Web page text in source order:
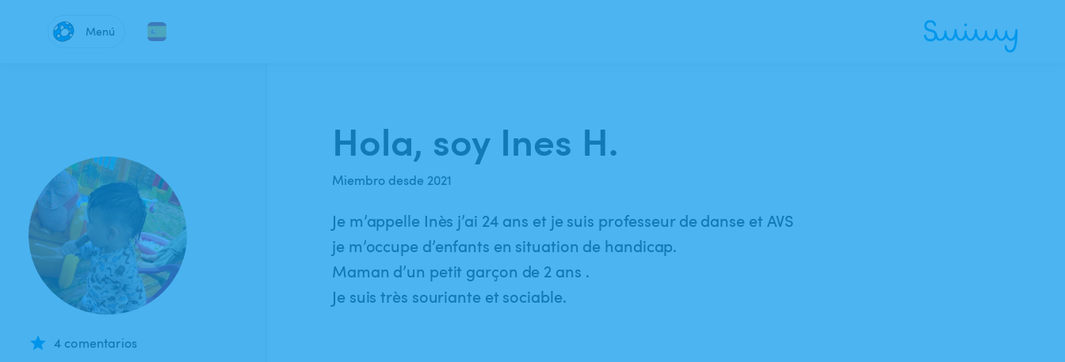
Menú
4 comentarios
Hola, soy Ines H.
Miembro desde 2021
Je m’appelle Inès j’ai 24 ans et je suis professeur de danse et AVS
je m’occupe d’enfants en situation de handicap.
Maman d’un petit garçon de 2 ans .
Je suis très souriante et sociable.